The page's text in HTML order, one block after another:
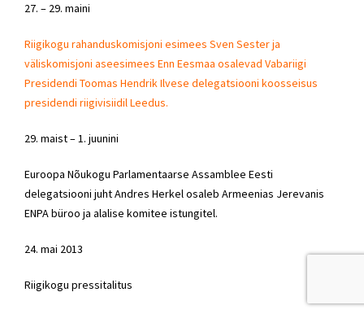
27. – 29. maini
Riigikogu rahanduskomisjoni esimees Sven Sesterja
väliskomisjoni aseesimees Enn Eesmaa osalevad Vabariigi
Presidendi Toomas Hendrik Ilvese delegatsiooni koosseisus
presidendi riigivisiidil Leedus.
29. maist – 1. juunini
Euroopa Nõukogu Parlamentaarse Assamblee Eesti
delegatsiooni juht Andres Herkel osaleb Armeenias Jerevanis
ENPA büroo ja alalise komitee istungitel.
24. mai 2013
Riigikogu pressitalitus